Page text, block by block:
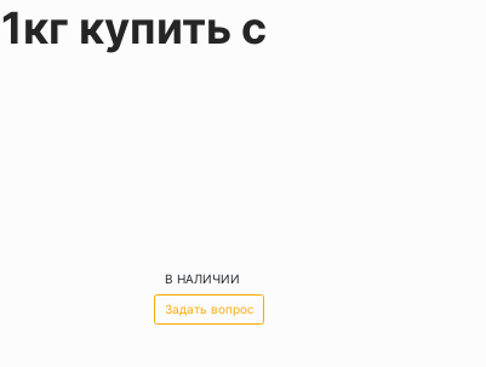
купить с
В НАЛИЧИИ
Задать вопрос